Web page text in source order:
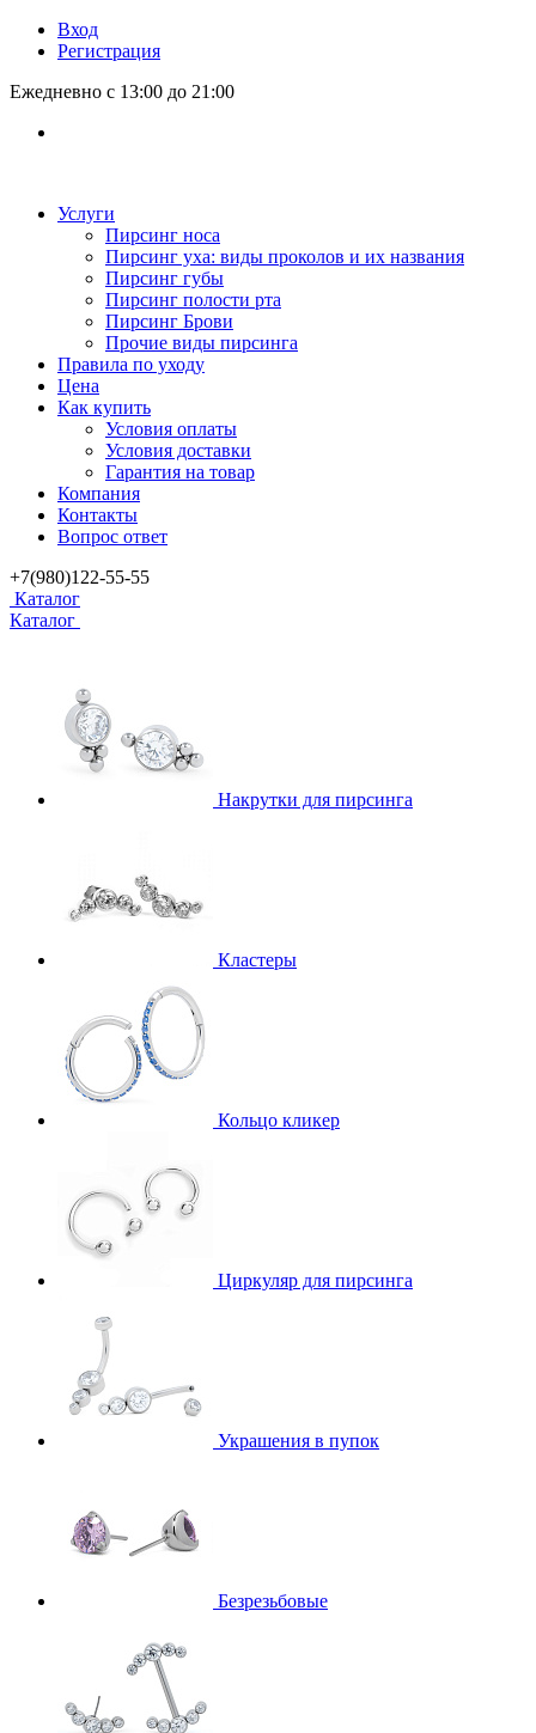
Вход
Регистрация
Ежедневно с 13:00 до 21:00
Услуги
Пирсинг носа
Пирсинг уха: виды проколов и их названия
Пирсинг губы
Пирсинг полости рта
Пирсинг Брови
Прочие виды пирсинга
Правила по уходу
Цена
Как купить
Условия оплаты
Условия доставки
Гарантия на товар
Компания
Контакты
Вопрос ответ
+7(980)122-55-55
Каталог
Каталог
Накрутки для пирсинга
Кластеры
Кольцо кликер
Циркуляр для пирсинга
Украшения в пупок
Безрезьбовые